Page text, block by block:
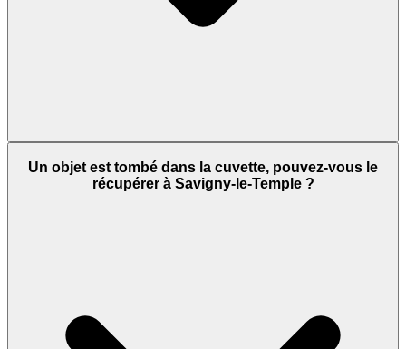
Un objet est tombé dans la cuvette, pouvez-vous le
récupérer à Savigny-le-Temple ?